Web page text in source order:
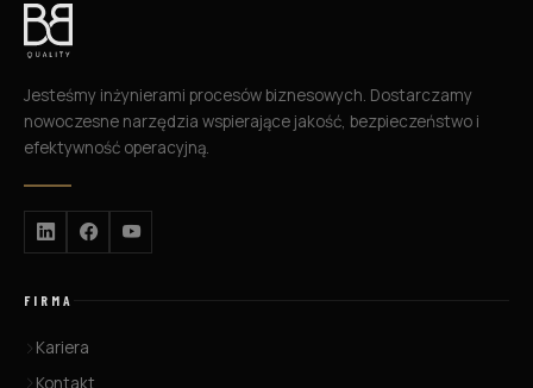
Jesteśmy inżynierami procesów biznesowych. Dostarczamy
nowoczesne narzędzia wspierające jakość, bezpieczeństwo i
efektywność operacyjną.
FIRMA
Kariera
Kontakt